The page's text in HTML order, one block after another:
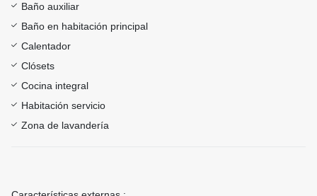
Baño auxiliar
Baño en habitación principal
Calentador
Clósets
Cocina integral
Habitación servicio
Zona de lavandería